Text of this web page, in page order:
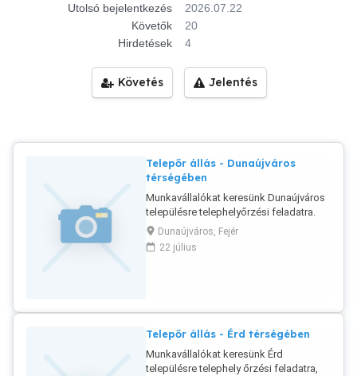
Utolsó bejelentkezés
2026.07.22
Követők
20
Hirdetések
4
Követés Jelentés
Telepőr állás - Dunaújváros
térségében
Munkavállalókat keresünk Dunaújváros
településre telephelyőrzési feladatra.
Jelentkezni fényképes önéletrajzzal
lehetséges.
Dunaújváros, Fejér
22 július
Telepőr állás - Érd térségében
Munkavállalókat keresünk Érd
településre telephely őrzési feladatra,